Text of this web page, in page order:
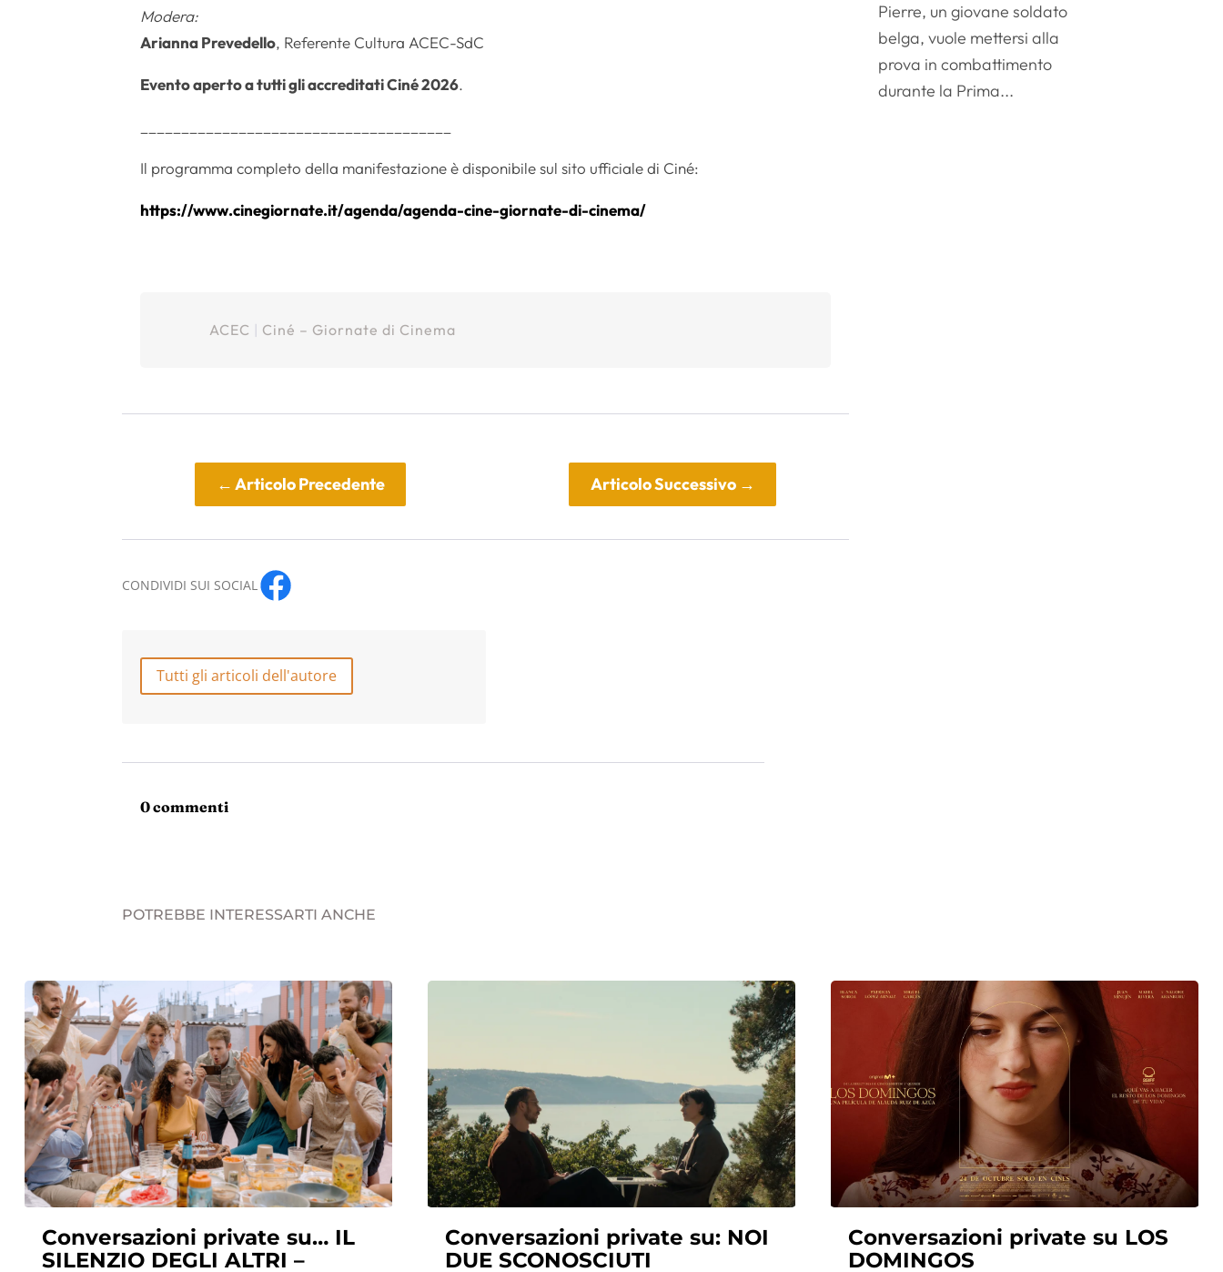
Modera:
Arianna Prevedello, Referente Cultura ACEC-SdC
Evento aperto a tutti gli accreditati Ciné 2026.
Il programma completo della manifestazione è disponibile sul sito ufficiale di Ciné:
https://www.cinegiornate.it/agenda/agenda-cine-giornate-di-cinema/
ACEC | Ciné – Giornate di Cinema
← Articolo Precedente Articolo Successivo→
CONDIVIDI SUI SOCIAL
Tutti gli articoli dell'autore
Pierre, un giovane soldato
belga, vuole mettersi alla
prova in combattimento
durante la Prima...
0 commenti
POTREBBE INTERESSARTI ANCHE
Conversazioni private su… IL
SILENZIO DEGLI ALTRI –
Conversazioni private su: NOI
DUE SCONOSCIUTI
Conversazioni private su LOS
DOMINGOS